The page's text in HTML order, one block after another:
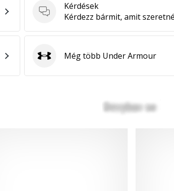
Kérdések
Kérdések
Kérdezz bármit, amit
Under Armour
Még több Under Armour